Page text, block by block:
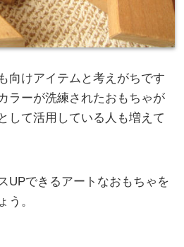
向けアイテムと考えがちです
ラーが洗練されたおもちゃが
して活用している人も増えて
UPできるアートなおもちゃを
う。